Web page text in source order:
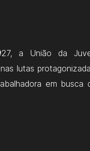
a União da
lutas
em busca